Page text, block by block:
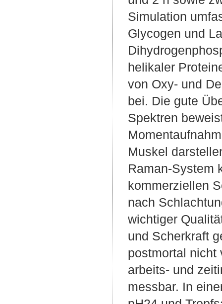
Simulation
Glycogen und
helikaler
von Oxy- und
bei. Die gute
Spektren
Muskel
Raman-System
kommerziellen
nach
wichtiger
und Scherkraft
postmortal nicht
arbeits- und
messbar. In